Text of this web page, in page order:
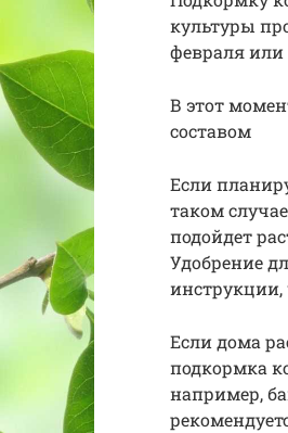
культуры
февраля или
В этот
составом
Если
таком
подойдет
Удобрение
Если дома
подкормка
например,